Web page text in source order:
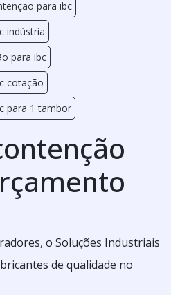
para ibc
indústria
para ibc
cotação
para 1 tambor
o Soluções Industriais
de qualidade no